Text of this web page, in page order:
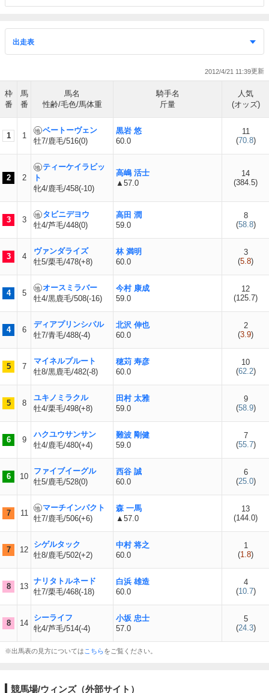
2012/4/21 11:39
枠
番
馬
番
馬名
性齢/毛色/馬体重
騎手名
斤量
人気
(オッズ)
1 1
ベートーヴェン
牡7/鹿毛/516(0)
黒岩 悠
60.0
11
(70.8)
2 2
ティーケイラビッ
ト
牝4/鹿毛/458(-10)
高嶋 活士
▲57.0
14
(384.5)
3 3
タビニデヨウ
牡4/芦毛/448(0)
高田 潤
59.0
8
(58.8)
3 4
ヴァンダライズ
牡5/栗毛/478(+8)
林 満明
60.0
3
(5.8)
4 5
オースミラバー
牡4/黒鹿毛/508(-16)
今村 康成
59.0
12
(125.7)
4 6
ディアプリンシパル
牡7/青毛/488(-4)
北沢 伸也
60.0
2
(3.9)
5 7
マイネルプルート
牡8/黒鹿毛/482(-8)
穂苅 寿彦
60.0
10
(62.2)
5 8
ユキノミラクル
牡4/栗毛/498(+8)
田村 太雅
59.0
9
(58.9)
6 9
ハクユウサンサン
牡4/鹿毛/480(+4)
難波 剛健
59.0
7
(55.7)
6 10
ファイブイーグル
牡5/鹿毛/528(0)
西谷 誠
60.0
6
(25.0)
7 11
マーチインパクト
牡7/鹿毛/506(+6)
森 一馬
▲57.0
13
(144.0)
7 12
シゲルタック
牡8/鹿毛/502(+2)
中村 将之
60.0
1
(1.8)
8 13
ナリタトルネード
牡7/栗毛/468(-18)
白浜 雄造
60.0
4
(10.7)
8 14
シーライフ
牝4/芦毛/514(-4)
小坂 忠士
57.0
5
(24.3)
※出馬表の見方については こちらをご覧ください。
競馬場/ウィンズ（外部サイト）